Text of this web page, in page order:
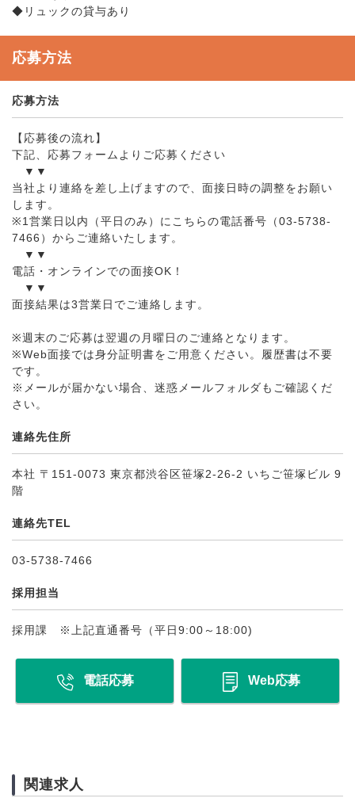
◆リュックの貸与あり
応募方法
応募方法
【応募後の流れ】
下記、応募フォームよりご応募ください
▼▼
当社より連絡を差し上げますので、面接日時の調整をお願い
します。
※1営業日以内（平日のみ）にこちらの電話番号（03-5738-
7466）からご連絡いたします。
▼▼
電話・オンラインでの面接OK！
▼▼
面接結果は3営業日でご連絡します。
※週末のご応募は翌週の月曜日のご連絡となります。
※Web面接では身分証明書をご用意ください。履歴書は不要
です。
※メールが届かない場合、迷惑メールフォルダもご確認くだ
さい。
連絡先住所
本社 〒151-0073 東京都渋谷区笹塚2-26-2 いちご笹塚ビル 9
階
連絡先TEL
03-5738-7466
採用担当
採用課 ※上記直通番号（平日9:00～18:00)
電話応募 Web応募
関連求人